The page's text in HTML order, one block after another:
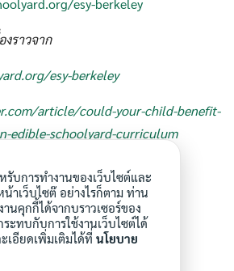
esy-berkeley
ราวจาก
esy-berkeley
article/could-your-child-benefit-
edible-schoolyard-curriculum
รับการทำงานของเว็บไซต์และ
าเว็บไซต๊ อย่างไรก็ตาม ท่าน
นคุกกี้ได้จากบราวเซอร์ของ
ะทบกับการใช้งานเว็บไซต์ได้
เอียดเพิ่มเติมได้ที่ นโยบาย